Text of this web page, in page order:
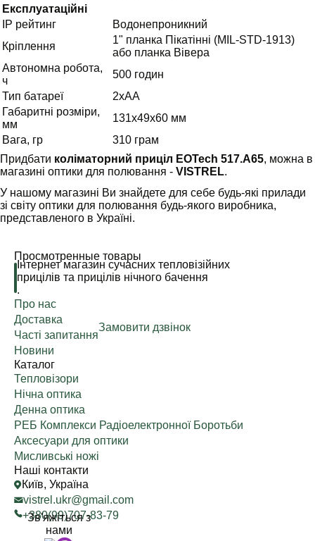
Експлуатаційні
IP рейтинг
Водонепроникний
Кріплення
1" планка Пікатінні (MIL-STD-1913)
або планка Вівера
Автономна робота,
ч
500 годин
Тип батареї
2хАА
Габаритні розміри,
мм
131x49x60 мм
Вага, гр
310 грам
Придбати коліматорний приціл EOTech 517.A65, можна в
магазині оптики для полювання -VISTREL.
У нашому магазині Ви знайдете для себе будь-які прилади
зі світу оптики для полювання будь-якого виробника,
представленого в Україні.
Просмотренные товары
Інтернет магазин сучасних тепловізійних
прицілів та прицілів нічного бачення
.
Про нас
Доставка
Часті запитання
Новини
Замовити дзвінок
Каталог
Тепловізори
Нічна оптика
Денна оптика
РЕБ Комплекси Радіоелектронної Боротьби
Аксесуари для оптики
Мисливські ножі
Наші контакти
Київ, Україна
vistrel.ukr@gmail.com
+380(99)707-83-79
Зв'яжіться з
нами